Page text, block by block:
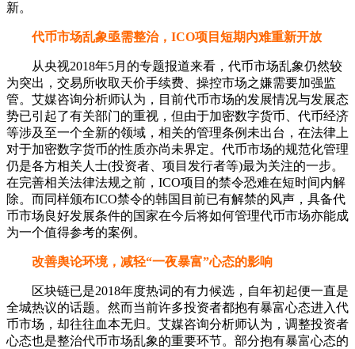
新。
代币市场乱象亟需整治，ICO项目短期内难重新开放
从央视2018年5月的专题报道来看，代币市场乱象仍然较
为突出，交易所收取天价手续费、操控市场之嫌需要加强监
管。艾媒咨询分析师认为，目前代币市场的发展情况与发展态
势已引起了有关部门的重视，但由于加密数字货币、代币经济
等涉及至一个全新的领域，相关的管理条例未出台，在法律上
对于加密数字货币的性质亦尚未界定。代币市场的规范化管理
仍是各方相关人士(投资者、项目发行者等)最为关注的一步。
在完善相关法律法规之前，ICO项目的禁令恐难在短时间内解
除。而同样颁布ICO禁令的韩国目前已有解禁的风声，具备代
币市场良好发展条件的国家在今后将如何管理代币市场亦能成
为一个值得参考的案例。
改善舆论环境，减轻“一夜暴富”心态的影响
区块链已是2018年度热词的有力候选，自年初起便一直是
全城热议的话题。然而当前许多投资者都抱有暴富心态进入代
币市场，却往往血本无归。艾媒咨询分析师认为，调整投资者
心态也是整治代币市场乱象的重要环节。部分抱有暴富心态的